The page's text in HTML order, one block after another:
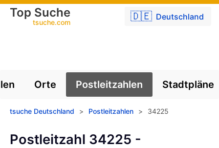
🇩🇪 Deutschland
Top Suche
tsuche.com
Orte Postleitzahlen Stadtpläne
tsuche Deutschland > Postleitzahlen > 34225
Postleitzahl 34225 -